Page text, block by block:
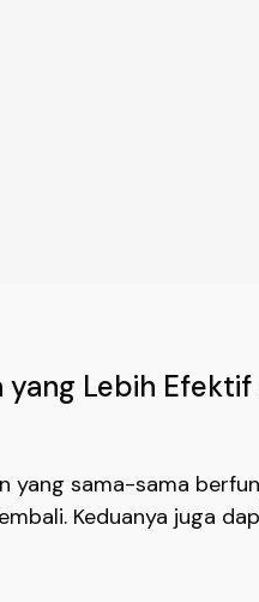
yang Lebih Efektif
yang sama-sama
Keduanya juga